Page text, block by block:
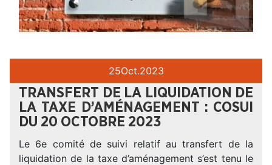
25Oct.2023
TRANSFERT DE LA LIQUIDATION DE
LA TAXE D’AMÉNAGEMENT : COSUI
DU 20 OCTOBRE 2023
Le 6e comité de suivi relatif au transfert de la
liquidation de la taxe d’aménagement s’est tenu le